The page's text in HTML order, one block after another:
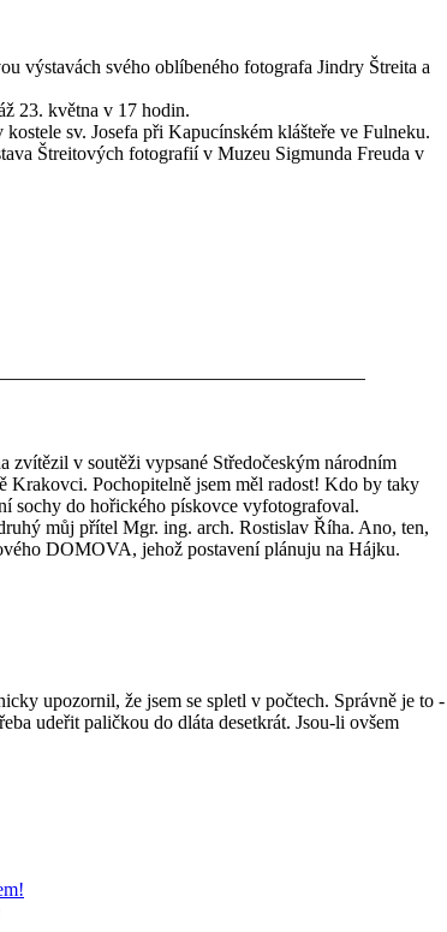
výstavách svého oblíbeného fotografa Jindry Štreita a
23. května v 17 hodin.
sv. Josefa při Kapucínském klášteře ve Fulneku.
Štreitových fotografií v Muzeu Sigmunda Freuda v
v soutěži vypsané Středočeským národním
Krakovci. Pochopitelně jsem měl radost! Kdo by taky
sochy do hořického pískovce vyfotografoval.
můj přítel Mgr. ing. arch. Rostislav Říha. Ano, ten,
DOMOVA, jehož postavení plánuju na Hájku.
upozornil, že jsem se spletl v počtech. Správně je to -
udeřit paličkou do dláta desetkrát. Jsou-li ovšem